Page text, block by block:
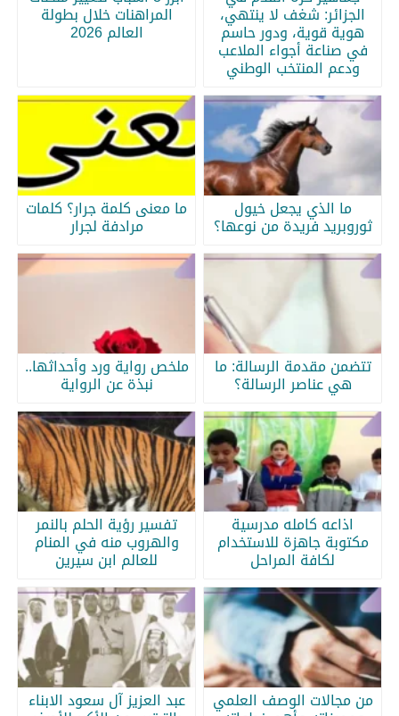
الجزائر: شغف لا ينتهي،
هوية قوية، ودور حاسم
في صناعة أجواء الملاعب
ودعم المنتخب الوطني
المراهنات خلال بطولة
العالم 2026
ما الذي يجعل خيول
ثوروبريد فريدة من نوعها؟
ما معنى كلمة جرار؟ كلمات
مرادفة لجرار
تتضمن مقدمة الرسالة: ما
هي عناصر الرسالة؟
ملخص رواية ورد وأحداثها..
نبذة عن الرواية
اذاعه كامله مدرسية
مكتوبة جاهزة للاستخدام
لكافة المراحل
تفسير رؤية الحلم بالنمر
والهروب منه في المنام
للعالم ابن سيرين
من مجالات الوصف العلمي عبد العزيز آل سعود الابناء